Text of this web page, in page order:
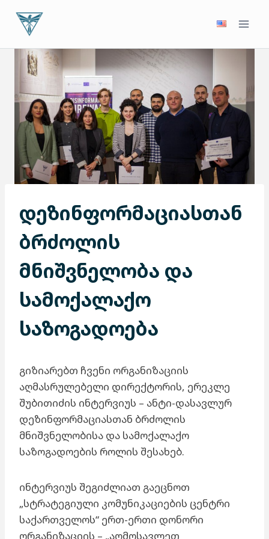
content
დეზინფორმაციასთან
ბრძოლის
მნიშვნელობა და
სამოქალაქო
საზოგადოება
გიზიარებთ ჩვენი ორგანიზაციის
აღმასრულებელი დირექტორის, ერეკლე
შუბითიძის ინტერვიუს – ანტი-დასავლურ
დეზინფორმაციასთან ბრძოლის
მნიშვნელობისა და სამოქალაქო
საზოგადოების როლის შესახებ.
ინტერვიუს შეგიძლიათ გაეცნოთ
„სტრატეგიული კომუნიკაციების ცენტრი
საქართველოს“ ერთ-ერთი დონორი
ორგანიზაციის – „აღმოსავლეთ